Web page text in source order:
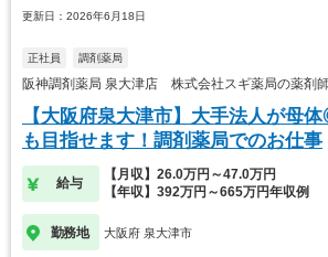
更新日：2026年6月18日
正社員 調剤薬局
阪神調剤薬局 泉大津店 株式会社スギ薬局の薬剤
【大阪府泉大津市】大手法人が母
も目指せます！調剤薬局でのお仕事
給与
【月収】26.0万円～47.0万円
【年収】392万円～665万円年収例
勤務地 大阪府 泉大津市